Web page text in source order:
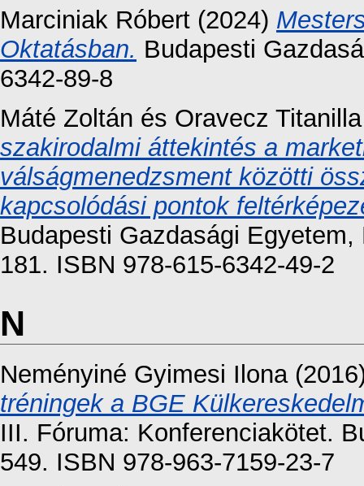
Marciniak Róbert (2024)
Oktatásban. Budapesti
6342-89-8
Máté Zoltán és Oravecz Titanilla
szakirodalmi áttekintés a
válságmenedzsment közötti
kapcsolódási pontok
Budapesti Gazdasági
181. ISBN 978-615-6342-49-2
N
Neményiné Gyimesi Ilona
tréningek a BGE
III. Fóruma: Konferenciakötet.
549. ISBN 978-963-7159-23-7